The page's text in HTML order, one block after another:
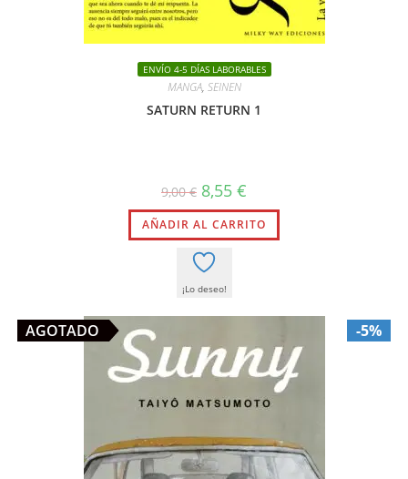
ENVÍO 4-5 DÍAS LABORABLES
MANGA, SEINEN
SATURN RETURN 1
9,00€ El
precio
original
era:
9,00 €.
8,55 €
actual
es:
8,55 €.
AÑADIR AL CARRITO
¡Lo deseo!
-5%
AGOTADO